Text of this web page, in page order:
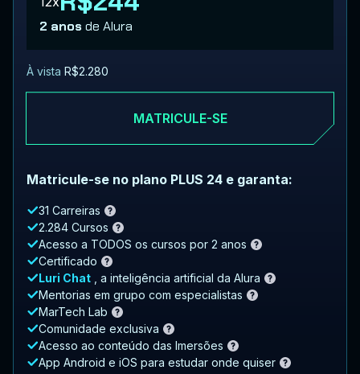
2 anosde Alura
À vista R$2.280
MATRICULE-SE
Matricule-se no plano PLUS 24 e garanta:
31 Carreiras
2.284 Cursos
Acesso a TODOS os cursos por 2 anos
Certificado
Luri Chat
, a inteligência artificial da Alura
Mentorias em grupo com especialistas
MarTech Lab
Comunidade exclusiva
Acesso ao conteúdo das Imersões
App Android e iOS para estudar onde quiser